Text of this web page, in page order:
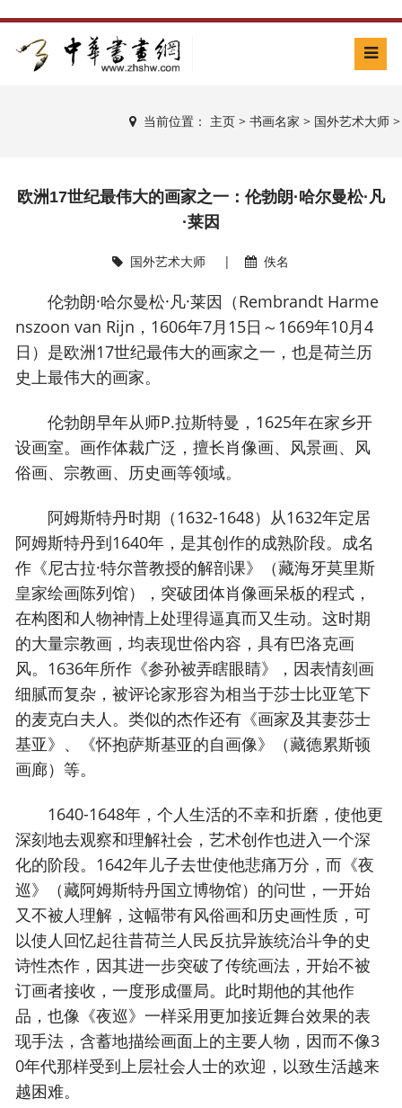
当前位置： 主页> 书画名家 > 国外艺术大师>
欧洲17世纪最伟大的画家之一：伦勃朗·哈尔曼松·凡
·莱因
国外艺术大师 | 佚名
伦勃朗·哈尔曼松·凡·莱因（Rembrandt Harme
nszoon van Rijn，1606年7月15日～1669年10月4
日）是欧洲17世纪最伟大的画家之一，也是荷兰历
史上最伟大的画家。
伦勃朗早年从师P.拉斯特曼，1625年在家乡开
设画室。画作体裁广泛，擅长肖像画、风景画、风
俗画、宗教画、历史画等领域。
阿姆斯特丹时期（1632-1648）从1632年定居
阿姆斯特丹到1640年，是其创作的成熟阶段。成名
作《尼古拉·特尔普教授的解剖课》（藏海牙莫里斯
皇家绘画陈列馆），突破团体肖像画呆板的程式，
在构图和人物神情上处理得逼真而又生动。这时期
的大量宗教画，均表现世俗内容，具有巴洛克画
风。1636年所作《参孙被弄瞎眼睛》，因表情刻画
细腻而复杂，被评论家形容为相当于莎士比亚笔下
的麦克白夫人。类似的杰作还有《画家及其妻莎士
基亚》、《怀抱萨斯基亚的自画像》（藏德累斯顿
画廊）等。
1640-1648年，个人生活的不幸和折磨，使他更
深刻地去观察和理解社会，艺术创作也进入一个深
化的阶段。1642年儿子去世使他悲痛万分，而《夜
巡》（藏阿姆斯特丹国立博物馆）的问世，一开始
又不被人理解，这幅带有风俗画和历史画性质，可
以使人回忆起往昔荷兰人民反抗异族统治斗争的史
诗性杰作，因其进一步突破了传统画法，开始不被
订画者接收，一度形成僵局。此时期他的其他作
品，也像《夜巡》一样采用更加接近舞台效果的表
现手法，含蓄地描绘画面上的主要人物，因而不像3
0年代那样受到上层社会人士的欢迎，以致生活越来
越困难。